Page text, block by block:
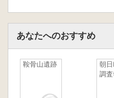
あなたへのおすすめ
鞍骨山遺跡
朝
調査